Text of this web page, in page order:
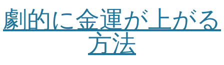
劇的に金運が上がる
方法